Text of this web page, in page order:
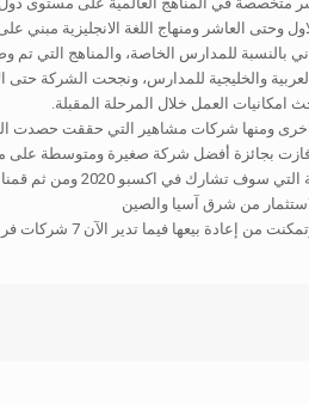
وحتى العاشر ومنهاج اللغة الانجليزية
بالنسبة للمدارس الخاصة، والمناهج التي
امكانيات العمل خلال المرحلة المقبلة.
من شرق آسيا والصين
وأشار الى ان شركة